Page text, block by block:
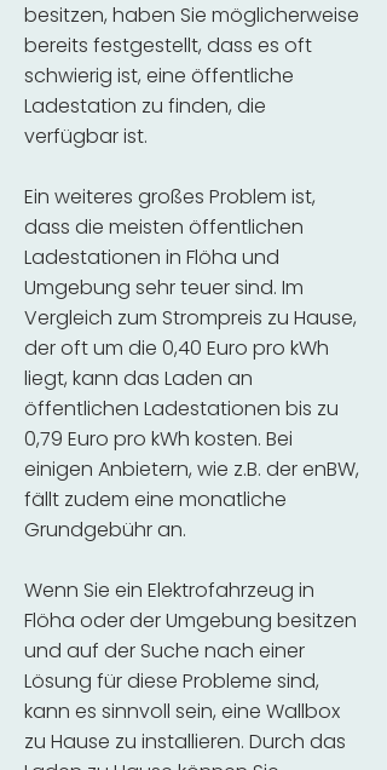
besitzen, haben Sie möglicherweise
bereits festgestellt, dass es oft
schwierig ist, eine öffentliche
Ladestation zu finden, die
verfügbar ist.
Ein weiteres großes Problem ist,
dass die meisten öffentlichen
Ladestationen in Flöha und
Umgebung sehr teuer sind. Im
Vergleich zum Strompreis zu Hause,
der oft um die 0,40 Euro pro kWh
liegt, kann das Laden an
öffentlichen Ladestationen bis zu
0,79 Euro pro kWh kosten. Bei
einigen Anbietern, wie z.B. der enBW,
fällt zudem eine monatliche
Grundgebühr an.
Wenn Sie ein Elektrofahrzeug in
Flöha oder der Umgebung besitzen
und auf der Suche nach einer
Lösung für diese Probleme sind,
kann es sinnvoll sein, eine Wallbox
zu Hause zu installieren. Durch das